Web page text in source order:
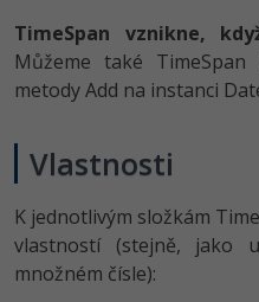
TimeSpan vznikne,
Můžeme také
metody Add na instanci
Vlastnosti
K jednotlivým složkám
vlastností (stejně, jako
množném čísle):